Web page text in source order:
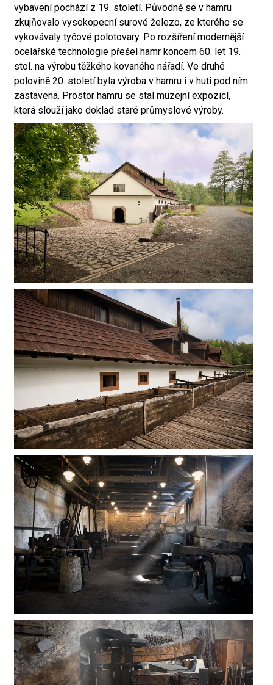
vybavení pochází z 19. století. Původně se v hamru
zkujňovalo vysokopecní surové železo, ze kterého se
vykovávaly tyčové polotovary. Po rozšíření modernější
ocelářské technologie přešel hamr koncem 60. let 19.
stol. na výrobu těžkého kovaného nářadí. Ve druhé
polovině 20. století byla výroba v hamru i v huti pod ním
zastavena. Prostor hamru se stal muzejní expozicí,
která slouží jako doklad staré průmyslové výroby.